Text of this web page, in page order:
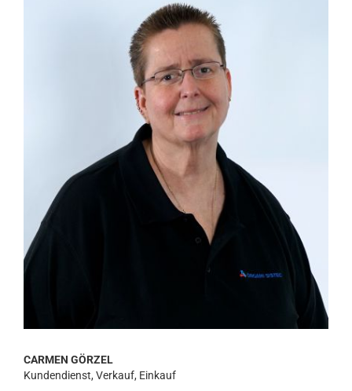
CARMEN GÖRZEL
Kundendienst, Verkauf, Einkauf